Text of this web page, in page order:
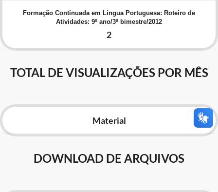
Advocacia-Geral da União
Planalto
Formação Continuada em Língua Portuguesa: Roteiro de
Atividades: 9º ano/3º bimestre/2012
2
TOTAL DE VISUALIZAÇÕES POR MÊS
Material
DOWNLOAD DE ARQUIVOS